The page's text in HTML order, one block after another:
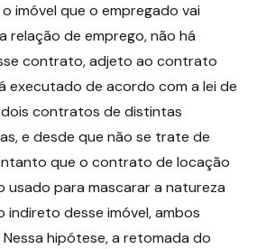
imóvel que o empregado vai
relação de emprego, não há
contrato, adjeto ao contrato
executado de acordo com a lei de
contratos de distintas
e desde que não se trate de
que o contrato de locação
usado para mascarar a natureza
indireto desse imóvel, ambos
hipótese, a retomada do